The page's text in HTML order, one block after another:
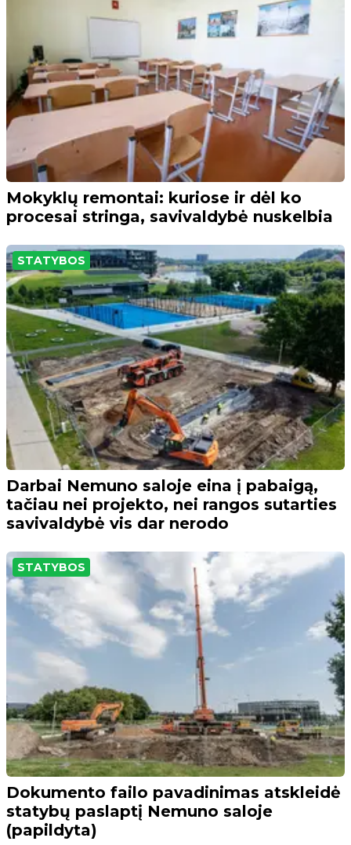
Mokyklų remontai: kuriose ir dėl ko
procesai stringa, savivaldybė nuskelbia
STATYBOS
Darbai Nemuno saloje eina į pabaigą,
tačiau nei projekto, nei rangos sutarties
savivaldybė vis dar nerodo
STATYBOS
Dokumento failo pavadinimas atskleidė
statybų paslaptį Nemuno saloje
(papildyta)